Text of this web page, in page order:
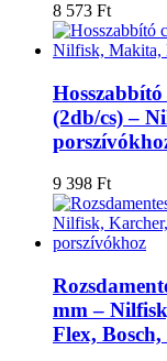
8 573 Ft
(2db/cs) –
9 398 Ft
mm –
Flex,